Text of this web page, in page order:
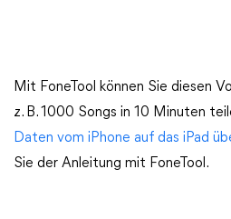
Mit FoneTool können Sie diesen
z. B. 1000 Songs in 10 Minuten
Daten vom iPhone auf das iPad
Sie der Anleitung mit FoneTool.